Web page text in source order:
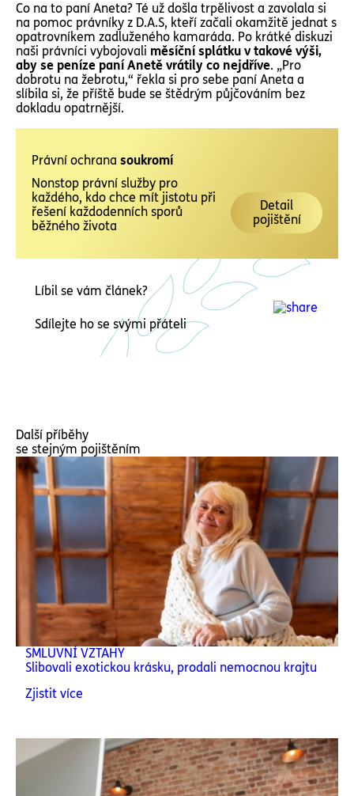
Co na to paní Aneta? Té už došla trpělivost a zavolala si
na pomoc právníky z D.A.S, kteří začali okamžitě jednat s
opatrovníkem zadluženého kamaráda. Po krátké diskuzi
naši právníci vybojovali měsíční splátku v takové výši,
aby se peníze paní Anetě vrátily co nejdříve. „Pro
dobrotu na žebrotu,“ řekla si pro sebe paní Aneta a
slíbila si, že příště bude se štědrým půjčováním bez
dokladu opatrnější.
Právní ochrana soukromí
Nonstop právní služby pro
každého, kdo chce mít jistotu při
řešení každodenních sporů
běžného života
Detail
pojištění
Líbil se vám článek?
Sdílejte ho se svými přáteli
Další příběhy
se stejným pojištěním
SMLUVNÍ VZTAHY
Slibovali exotickou krásku, prodali nemocnou krajtu
Zjistit více